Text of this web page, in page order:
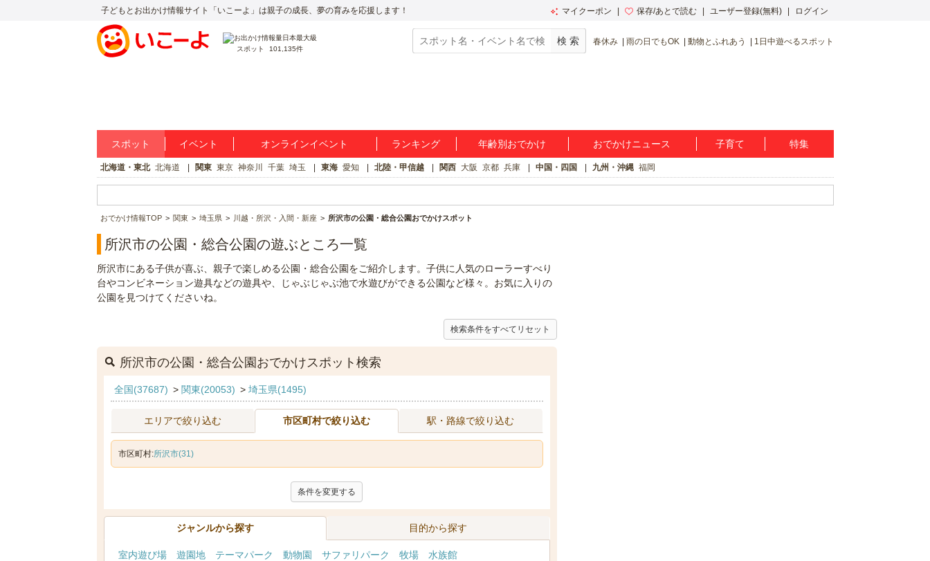
子どもとお出かけ情報サイト「いこーよ」は親子の成長、夢の育みを応援します！ マイクーポン 保存/あとで読む ユーザー登録(無料) ログイン
スポット 101,135件
春休み 雨の日でもOK 動物とふれあう 1日中遊べるスポット
スポット イベント オンラインイベント ランキング 年齢別おでかけ おでかけニュース 子育て 特集
北海道・東北 北海道 関東 東京 神奈川 千葉 埼玉 東海 愛知 北陸・甲信越 関西 大阪 京都 兵庫 中国・四国 九州・沖縄 福岡
おでかけ情報TOP 関東 埼玉県 川越・所沢・入間・新座 所沢市の公園・総合公園おでかけスポット
所沢市の公園・総合公園の遊ぶところ一覧
所沢市にある子供が喜ぶ、親子で楽しめる公園・総合公園をご紹介します。子供に人気のローラーすべり
台やコンビネーション遊具などの遊具や、じゃぶじゃぶ池で水遊びができる公園など様々。お気に入りの
公園を見つけてくださいね。
検索条件をすべてリセット
所沢市の公園・総合公園おでかけスポット検索
全国(37687) > 関東(20053) > 埼玉県(1495)
エリアで絞り込む 市区町村で絞り込む 駅・路線で絞り込む
市区町村:所沢市(31)
条件を変更する
ジャンルから探す 目的から探す
室内遊び場 遊園地 テーマパーク 動物園 サファリパーク 牧場
水族館